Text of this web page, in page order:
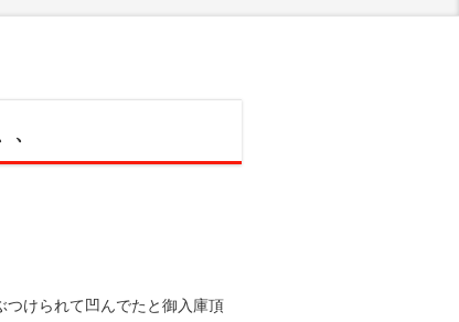
つけられて凹んでたと御入庫頂